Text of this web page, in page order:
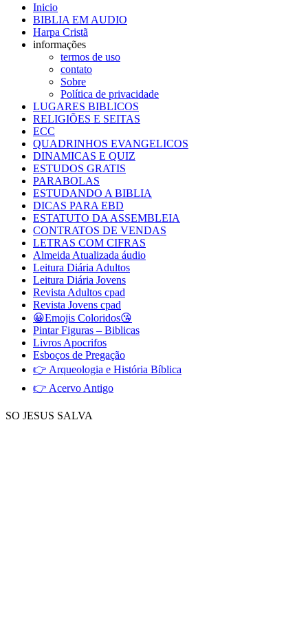
Inicio
BIBLIA EM AUDIO
Harpa Cristã
informações
termos de uso
contato
Sobre
Política de privacidade
LUGARES BIBLICOS
RELIGIÕES E SEITAS
ECC
QUADRINHOS EVANGELICOS
DINAMICAS E QUIZ
ESTUDOS GRATIS
PARABOLAS
ESTUDANDO A BIBLIA
DICAS PARA EBD
ESTATUTO DA ASSEMBLEIA
CONTRATOS DE VENDAS
LETRAS COM CIFRAS
Almeida Atualizada áudio
Leitura Diária Adultos
Leitura Diária Jovens
Revista Adultos cpad
Revista Jovens cpad
😀Emojis Coloridos😘
Pintar Figuras – Biblicas
Livros Apocrifos
Esboços de Pregação
👉 Arqueologia e História Bíblica
👉 Acervo Antigo
SO JESUS SALVA